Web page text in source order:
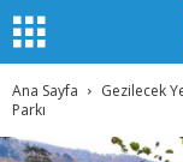
Ana Sayfa Gezilecek
Parkı